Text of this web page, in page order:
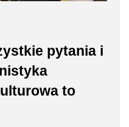
pytania i
to